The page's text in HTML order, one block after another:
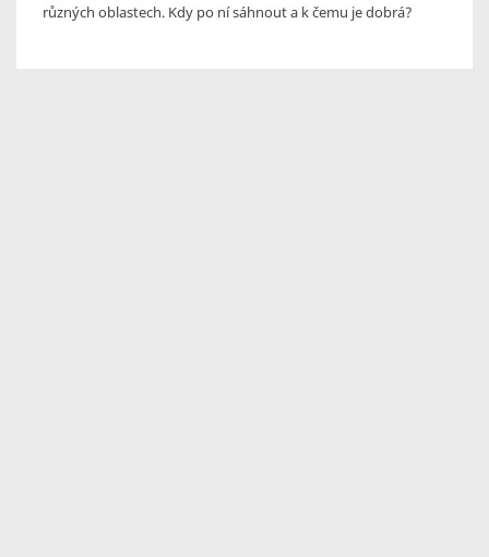
různých oblastech. Kdy po ní sáhnout a k čemu je dobrá?